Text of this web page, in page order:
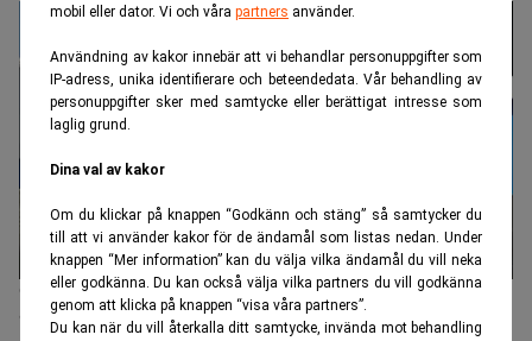
mobil eller dator. Vi och våra partners använder.
Användning av kakor innebär att vi behandlar personuppgifter som
IP-adress, unika identifierare och beteendedata. Vår behandling av
personuppgifter sker med samtycke eller berättigat intresse som
laglig grund.
Dina val av kakor
Om du klickar på knappen “Godkänn och stäng” så samtycker du
till att vi använder kakor för de ändamål som listas nedan. Under
knappen “Mer information” kan du välja vilka ändamål du vill neka
eller godkänna. Du kan också välja vilka partners du vill godkänna
genom att klicka på knappen “visa våra partners”.
Du kan när du vill återkalla ditt samtycke, invända mot behandling
Chevron blir Microsofts partner när AI-boomen driver upp behovet
av el. (Foto: Jeff Chiu /AP/TT/)